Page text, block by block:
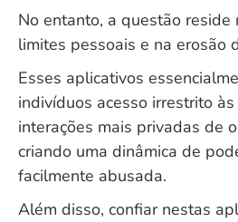
No entanto, a questão reside
limites pessoais e na erosão
Esses aplicativos
indivíduos acesso irrestrito
interações mais privadas de
criando uma dinâmica de
facilmente abusada.
Além disso, confiar nestas